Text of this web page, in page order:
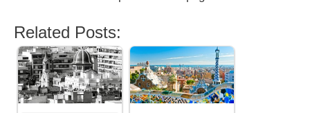
Related Posts: